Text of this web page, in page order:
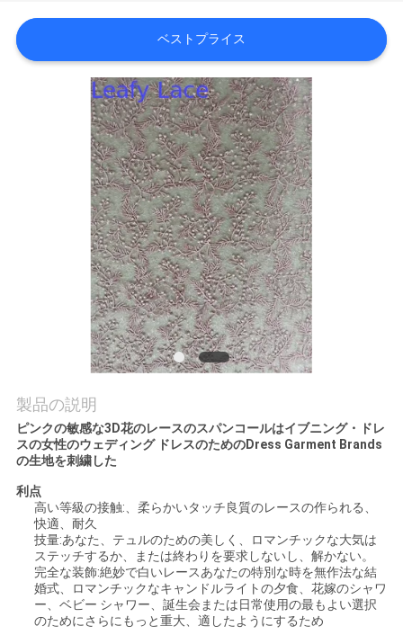
管
理
ュ
ー
ス
見
積
依
ベストプライス
製品の説明
ピンクの敏感な3D花のレースのスパンコールはイブニング・ドレ
スの女性のウェディング ドレスのためのDress Garment Brands
の生地を刺繍した
利点
高い等級の接触:、柔らかいタッチ良質のレースの作られる、
快適、耐久
技量:あなた、テュルのための美しく、ロマンチックな大気は
ステッチするか、または終わりを要求しないし、解かない。
完全な装飾:絶妙で白いレースあなたの特別な時を無作法な結
婚式、ロマンチックなキャンドルライトの夕食、花嫁のシャワ
ー、ベビー シャワー、誕生会または日常使用の最もよい選択
のためにさらにもっと重大、適したようにするため